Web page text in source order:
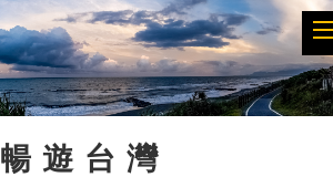
Next
暢遊台灣